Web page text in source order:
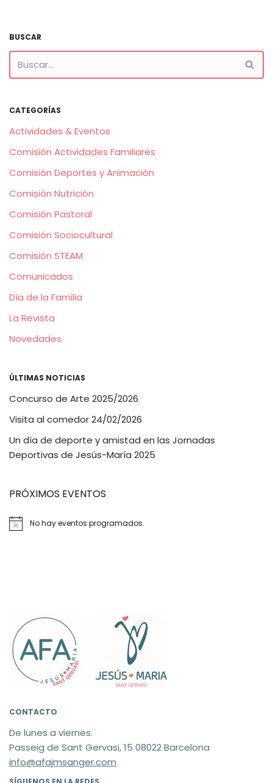
BUSCAR
CATEGORÍAS
Actividades & Eventos
Comisión Actividades Familiares
Comisión Deportes y Animación
Comisión Nutrición
Comisión Pastoral
Comisión Sociocultural
Comisión STEAM
Comunicados
Día de la Familia
La Revista
Novedades
ÚLTIMAS NOTICIAS
Concurso de Arte 2025/2026
Visita al comedor 24/02/2026
Un día de deporte y amistad en las Jornadas
Deportivas de Jesús-María 2025
PRÓXIMOS EVENTOS
Aviso No hay eventos programados.
CONTACTO
De lunes a viernes.
Passeig de Sant Gervasi, 15 08022 Barcelona
info@afajmsanger.com